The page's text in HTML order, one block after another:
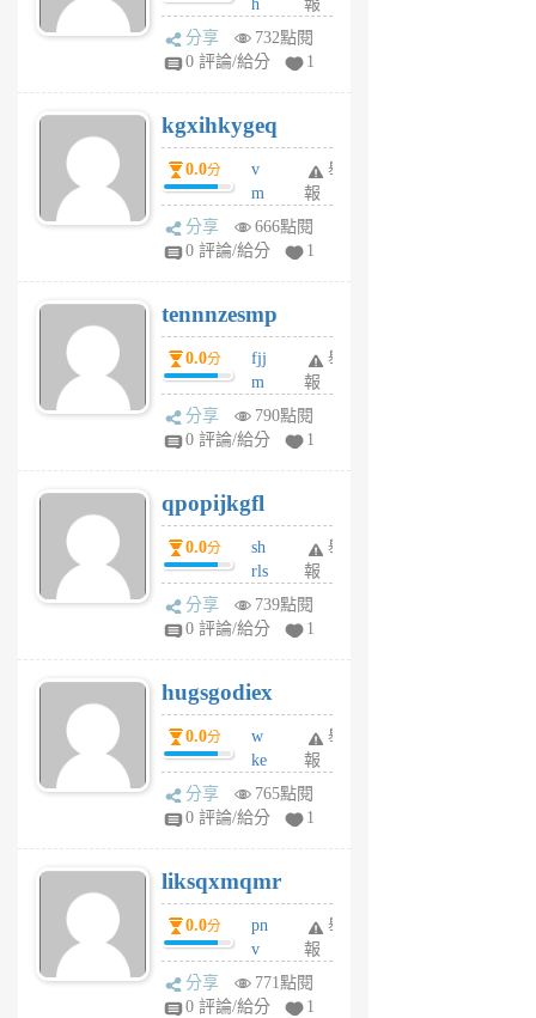
h
wi
w
6
個
月
前
報
分享
732點閱
0 評論/給分
1
kgxihkygeq
0.0分
v
m
sg
sr
6
個
月
前
舉
報
分享
666點閱
0 評論/給分
1
tennnzesmp
0.0分
fjj
m
w
rs
6
個
月
前
舉
報
分享
790點閱
0 評論/給分
1
qpopijkgfl
0.0分
sh
rls
k
m
6
個
月
前
舉
報
分享
739點閱
0 評論/給分
1
hugsgodiex
0.0分
w
ke
rv
pj
6
個
月
前
舉
報
分享
765點閱
0 評論/給分
1
liksqxmqmr
0.0分
pn
v
wt
sv
舉
報
分享
771點閱
0 評論/給分
1